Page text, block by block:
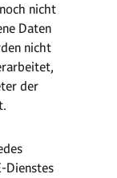
nicht
Daten
nicht
der
Dienstes